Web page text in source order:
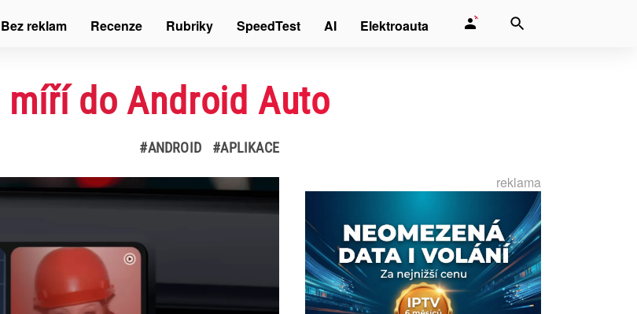
do Android Auto
#ANDROID #APLIKACE
reklama
Bez reklam Recenze Rubriky SpeedTest AI Elektroauta